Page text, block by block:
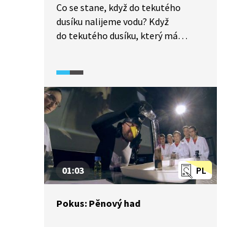
Co se stane, když do tekutého
dusíku nalijeme vodu? Když
do tekutého dusíku, který má
dojde k velmi efektní explozi.
PL
01:03
Pokus: Pěnový had